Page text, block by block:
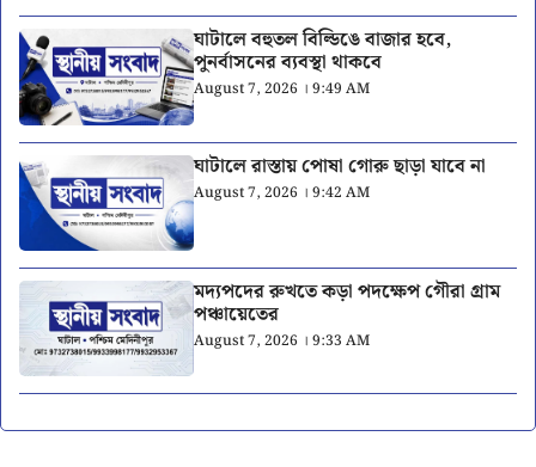
ঘাটালে বহুতল বিল্ডিঙে বাজার হবে,
পুনর্বাসনের ব্যবস্থা থাকবে
August 7, 2026 । 9:49 AM
ঘাটালে রাস্তায় পোষা গোরু ছাড়া যাবে না
August 7, 2026 । 9:42 AM
মদ্যপদের রুখতে কড়া পদক্ষেপ গৌরা গ্রাম
পঞ্চায়েতের
August 7, 2026 । 9:33 AM